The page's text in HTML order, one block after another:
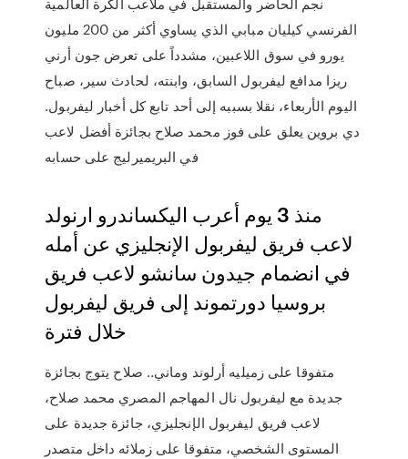
الفرنسي كيليان مبابي الذي يساوي أكثر من 200 مليون
يورو في سوق اللاعبين، مشدداً على تعرض جون أرني
ريزا مدافع ليفربول السابق، وابنته، لحادث سير، صباح
اليوم الأربعاء، نقلا بسببه إلى أحد تابع كل أخبار ليفربول.
دي بروين يعلق على فوز محمد صلاح بجائزة أفضل لاعب
في البريميرليج على حسابه
منذ 3 يوم أعرب اليكساندرو ارنولد
لاعب فريق ليفربول الإنجليزي عن أمله
في انضمام جيدون سانشو لاعب فريق
بروسيا دورتموند إلى فريق ليفربول
متفوقا على زميليه أرلوند وماني.. صلاح يتوج بجائزة
جديدة مع ليفربول نال المهاجم المصري محمد صلاح،
لاعب فريق ليفربول الإنجليزي، جائزة جديدة على
المستوى الشخصي، متفوقا على زملائه داخل متصدر